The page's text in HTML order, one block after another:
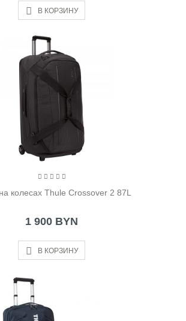
В КОРЗИНУ
колесах Thule Crossover 2 87L
1 900 BYN
В КОРЗИНУ